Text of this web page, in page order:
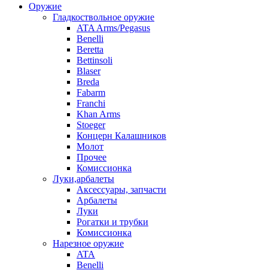
Оружие
Гладкоствольное оружие
ATA Arms/Pegasus
Benelli
Beretta
Bettinsoli
Blaser
Breda
Fabarm
Franchi
Khan Arms
Stoeger
Концерн Калашников
Молот
Прочее
Комиссионка
Луки,арбалеты
Аксессуары, запчасти
Арбалеты
Луки
Рогатки и трубки
Комиссионка
Нарезное оружие
ATA
Benelli